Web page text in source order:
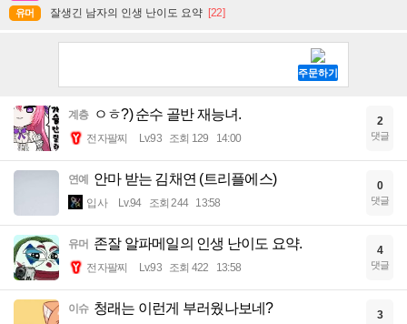
유머 잘생긴 남자의 인생 난이도 요약 [22]
계층 ㅇㅎ?) 순수 골반 재능녀.
전자팔찌 Lv.93 조회 129 14:00
2
댓글
연예 안마 받는 김채연 (트리플에스)
입사 Lv.94 조회 244 13:58
0
댓글
유머 존잘 알파메일의 인생 난이도 요약.
전자팔찌 Lv.93 조회 422 13:58
4
댓글
이슈 청래는 이런게 부러웠나보네? 3